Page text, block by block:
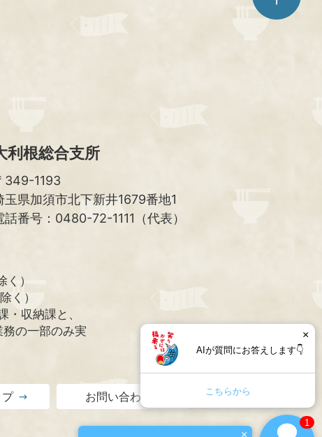
ジ
利根総合支所
349-1193
玉県加須市北下新井1679番地1
話番号：0480-72-1111（代表）
）
く）
・収納課と、
の一部のみ実
お問い合わせ
AIが質問にお答えします👇
こちらから
×
×
1